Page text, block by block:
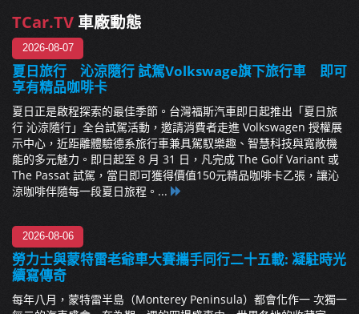
TCar.TV 車廠動態
2026-08-07
夏日旅行 沁涼隨行 試駕Volkswage旗下旅行車 即可
享有精品咖啡卡
夏日正是啟程探索的最佳季節。台灣福斯汽車即日起推出「夏日旅
行 沁涼隨行」全台試駕活動，邀請消費者走進 Volkswagen 授權展
示中心，近距離體驗德系旅行車兼具駕馭樂趣、智慧科技與寬敞機
能的多元魅力。即日起至 8 月 31 日，凡完成 The Golf Variant 或
The Passat 試駕，當日即可獲得價值150元精品咖啡卡乙張，讓沁
涼咖啡伴隨每一段夏日旅程。...
2026-08-06
勞力士與蒙特雷老爺車大賽攜手同行二十五載: 凝駐時光
續寫傳奇
每年八月，蒙特雷半島（Monterey Peninsula）都會化作一 次獨一